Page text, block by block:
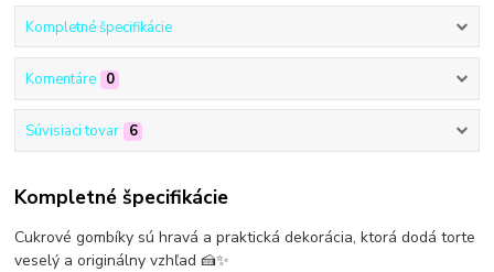
Kompletné špecifikácie
Komentáre 0
Súvisiaci tovar 6
Kompletné špecifikácie
Cukrové gombíky sú hravá a praktická dekorácia, ktorá dodá torte
veselý a originálny vzhľad 🍰✨